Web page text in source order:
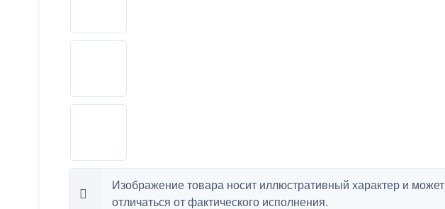
Изображение товара носит иллюстративный характер и может
отличаться от фактического исполнения.